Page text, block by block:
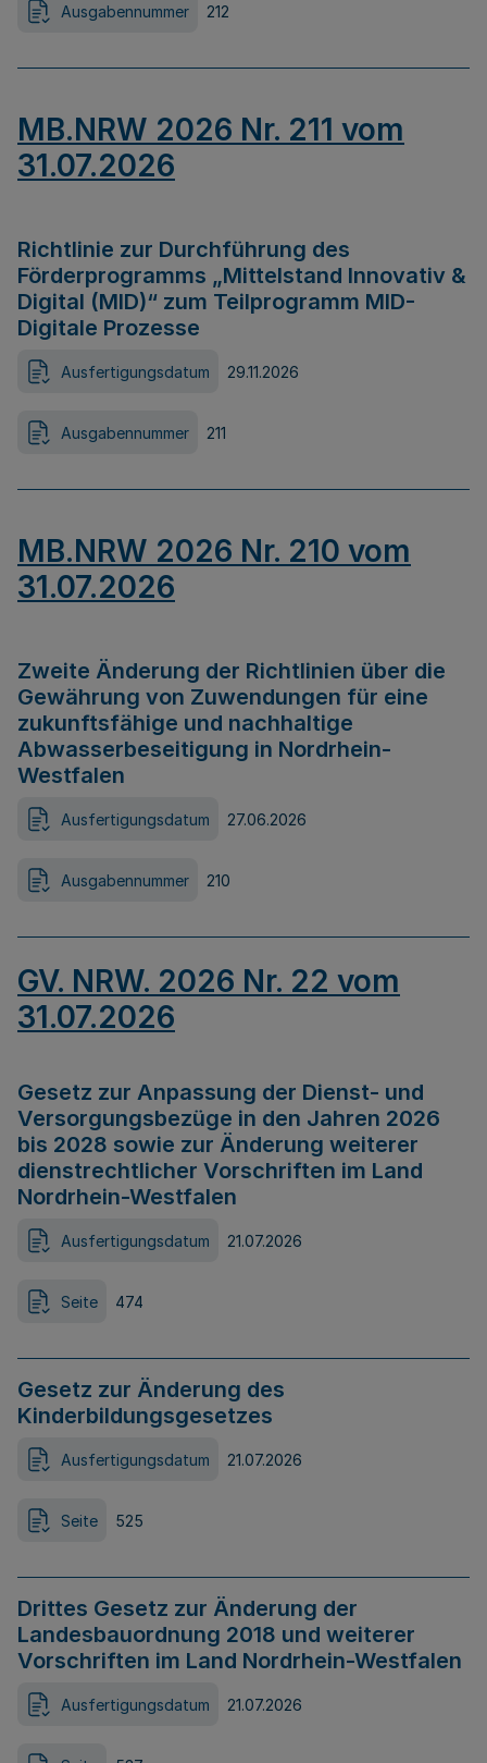
Ausgabennummer 212
MB.NRW 2026 Nr. 211 vom
31.07.2026
Richtlinie zur Durchführung des
Förderprogramms „Mittelstand Innovativ &
Digital (MID)“ zum Teilprogramm MID-
Digitale Prozesse
Ausfertigungsdatum 29.11.2026
Ausgabennummer 211
MB.NRW 2026 Nr. 210 vom
31.07.2026
Zweite Änderung der Richtlinien über die
Gewährung von Zuwendungen für eine
zukunftsfähige und nachhaltige
Abwasserbeseitigung in Nordrhein-
Westfalen
Ausfertigungsdatum 27.06.2026
Ausgabennummer 210
GV. NRW. 2026 Nr. 22 vom
31.07.2026
Gesetz zur Anpassung der Dienst- und
Versorgungsbezüge in den Jahren 2026
bis 2028 sowie zur Änderung weiterer
dienstrechtlicher Vorschriften im Land
Nordrhein-Westfalen
Ausfertigungsdatum 21.07.2026
Seite 474
Gesetz zur Änderung des
Kinderbildungsgesetzes
Ausfertigungsdatum 21.07.2026
Seite 525
Drittes Gesetz zur Änderung der
Landesbauordnung 2018 und weiterer
Vorschriften im Land Nordrhein-Westfalen
Ausfertigungsdatum 21.07.2026